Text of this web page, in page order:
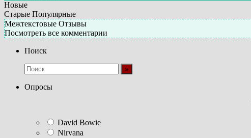
Новые
Старые Популярные
Межтекстовые Отзывы
Посмотреть все комментарии
Поиск
Опросы
David Bowie
Nirvana